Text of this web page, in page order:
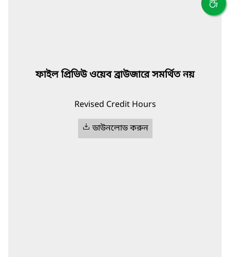
ফাইল প্রিভিউ ওয়েব ব্রাউজারে সমর্থিত নয়
Revised Credit Hours
ডাউনলোড করুন